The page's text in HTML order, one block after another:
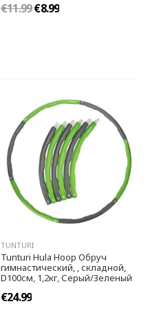
€11.99€8.99
TUNTURI
Tunturi Hula Hoop Обруч
гимнастический, , складной,
D100см, 1,2кг, Серый/Зеленый
€24.99